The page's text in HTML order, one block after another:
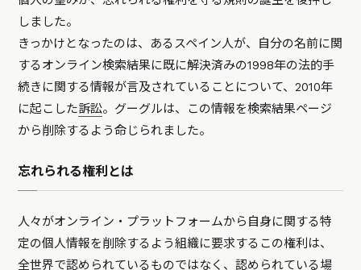
しました。
きっかけとなったのは、あるスペイン人が、自分の名前に関
するオンライン検索結果に既に解決済みの1998年の法的手
続きに関する情報が言及されていることについて、2010年
に起こした訴訟。グーグルは、この情報を検索結果ページ
から削除するよう命じられました。
忘れられる権利とは
人々がオンライン・プラットフォームから自身に関する特
定の個人情報を削除するよう組織に要求するこの権利は、
全世界で認められているものではなく、認められている場